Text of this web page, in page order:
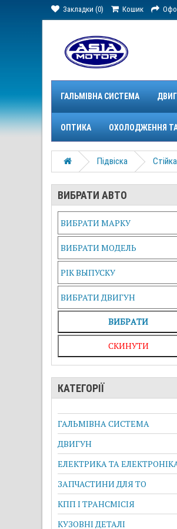
Закладки (0) Кошик
ГАЛЬМІВНА СИСТЕМА
ОПТИКА ОХОЛОДЖЕННЯ ТА
Підвіска
ВИБРАТИ АВТО
ВИБРAТИ
СКИНУТИ
КАТЕГОРІЇ
ГАЛЬМІВНА СИСТЕМА
ДВИГУН
ЕЛЕКТРИКА ТА
ЗАПЧАСТИНИ ДЛЯ ТО
КПП І ТРАНСМІСІЯ
КУЗОВНІ ДЕТАЛІ